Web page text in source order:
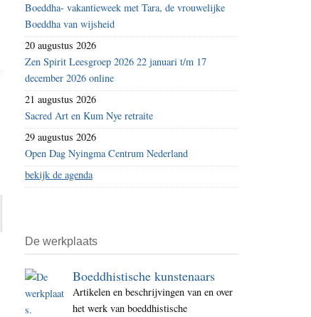
Boeddha- vakantieweek met Tara, de vrouwelijke
Boeddha van wijsheid
20 augustus 2026
Zen Spirit Leesgroep 2026 22 januari t/m 17
december 2026 online
21 augustus 2026
Sacred Art en Kum Nye retraite
29 augustus 2026
Open Dag Nyingma Centrum Nederland
bekijk de agenda
De werkplaats
Boeddhistische kunstenaars
Artikelen en beschrijvingen van en over
het werk van boeddhistische